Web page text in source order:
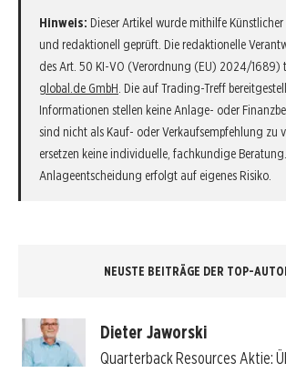
Hinweis: Dieser Artikel wurde mithilfe
und redaktionell geprüft. Die redaktionelle
des Art. 50 KI-VO (Verordnung (EU) 2024/1689)
global.de GmbH . Die auf Trading-Treff
Informationen stellen keine Anlage- oder
sind nicht als Kauf- oder Verkaufsempfehlung zu
ersetzen keine individuelle, fachkundige
Anlageentscheidung erfolgt auf eigenes Risiko.
NEUSTE BEITRÄGE DER TOP-
Dieter Jaworski
Quarterback Resources Aktie: